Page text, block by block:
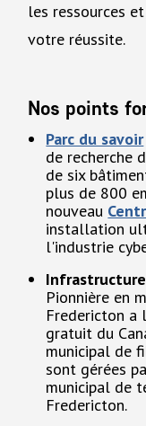
les ressources
votre réussite.
Nos points
Parc du savoir
de recherche
de six
plus de 800
nouveau
installation
l'industrie
Pionnière en
Fredericton a
gratuit du
municipal de
sont gérées
municipal de
Fredericton.